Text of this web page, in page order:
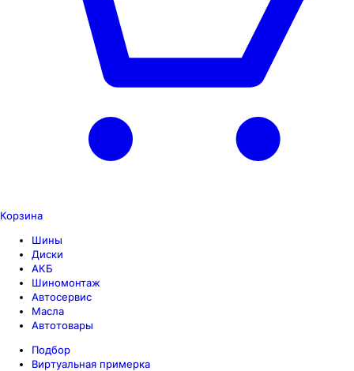
Корзина
Шины
Диски
АКБ
Шиномонтаж
Автосервис
Масла
Автотовары
Подбор
Виртуальная примерка